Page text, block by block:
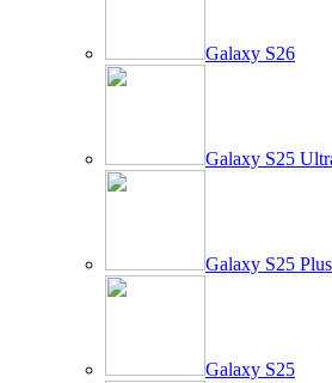
Galaxy S26
Galaxy S25
Galaxy S25 Plus
Galaxy S25